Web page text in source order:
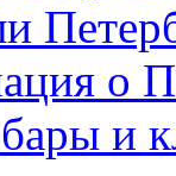
о
и